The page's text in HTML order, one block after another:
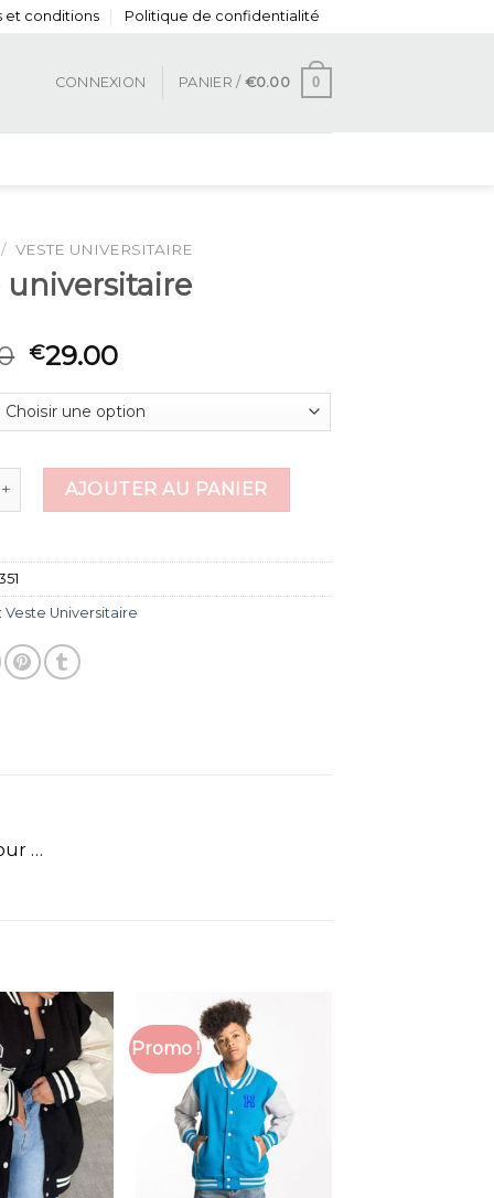
et conditions Politique de confidentialité
CONNEXION PANIER / €0.00 0
/ VESTE UNIVERSITAIRE
universitaire
€29.00
veste universitaire
AJOUTER AU PANIER
Veste Universitaire
…
Promo !